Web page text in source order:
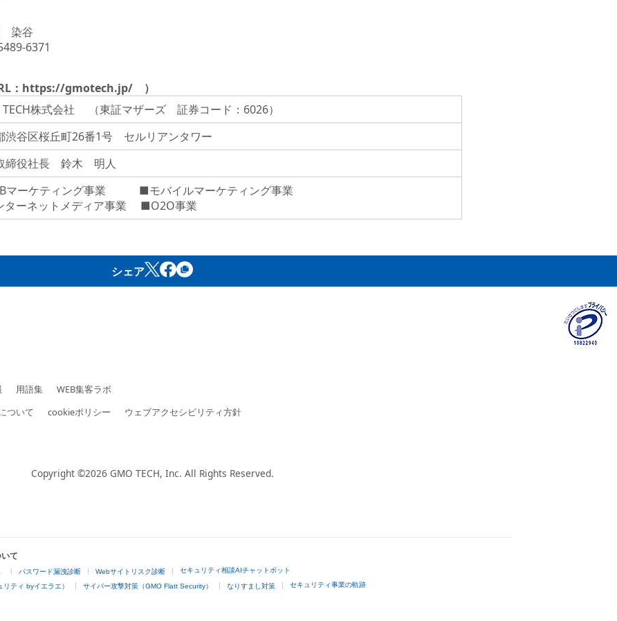
染谷
6371
： https://gmotech.jp/ ）
TECH株式会社 （東証マザーズ 証券コード：6026）
渋谷区桜丘町26番1号 セルリアンタワー
締役社長 鈴木 明人
マーケティング事業 ■モバイルマーケティング事業
ターネットメディア事業 ■O2O事業
シェア
用語集
WEB集客ラボ
ついて cookieポリシー
ウェブアクセシビリティ方針
Copyright ©2026 GMO TECH, Inc. All Rights Reserved.
て
パスワード漏洩診断 Webサイトリスク診断 セキュリティ相談AIチャットボット
ティ byイエラエ） サイバー攻撃対策（GMO Flatt Security） なりすまし対策 セキュリティ事業の軌跡